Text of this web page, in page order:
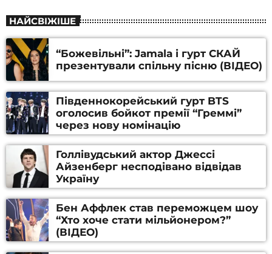
НАЙСВІЖІШЕ
“Божевільні”: Jamala і гурт СКАЙ
презентували спільну пісню (ВІДЕО)
Південнокорейський гурт BTS
оголосив бойкот премії “Греммі”
через нову номінацію
Голлівудський актор Джессі
Айзенберг несподівано відвідав
Україну
Бен Аффлек став переможцем шоу
“Хто хоче стати мільйонером?”
(ВІДЕО)